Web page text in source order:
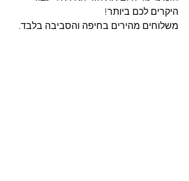
היקרים לכם ביותר!
משלוחים מהירים בחיפה והסביבה בלבד.